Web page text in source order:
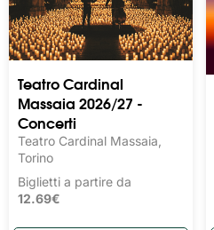
Teatro Cardinal
Massaia 2026/27 -
Concerti
Teatro Cardinal Massaia,
Torino
Biglietti a partire da
12.69€